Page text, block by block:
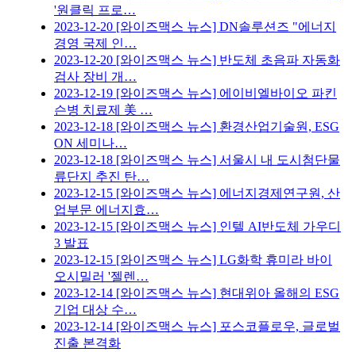
'원클릭 프로…
2023-12-20 [와이즈맥스 뉴스] DN솔루션즈 "에너지
경영 국제 인…
2023-12-20 [와이즈맥스 뉴스] 반도체 초음파 자동화
검사 장비 개…
2023-12-19 [와이즈맥스 뉴스] 에이비엘바이오 파킨
슨병 치료제 美 …
2023-12-18 [와이즈맥스 뉴스] 환경산업기술원, ESG
ON 세미나…
2023-12-18 [와이즈맥스 뉴스] 서울시 내 도시첨단물
류단지 추진 탄…
2023-12-15 [와이즈맥스 뉴스] 에너지경제연구원, 산
업부문 에너지효…
2023-12-15 [와이즈맥스 뉴스] 인텔 AI반도체 가우디
3 발표
2023-12-15 [와이즈맥스 뉴스] LG화학 휴미라 바이
오시밀러 '젤렌…
2023-12-14 [와이즈맥스 뉴스] 현대위아 올해의 ESG
기업 대상 수…
2023-12-14 [와이즈맥스 뉴스] 포스코플로우, 글로벌
진출 본격화